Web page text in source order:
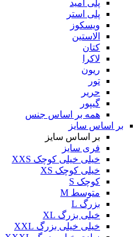
پلی آمید
پلی استر
ویسکوز
الاستین
کتان
لاکرا
ریون
تور
حریر
گیپور
همه بر اساس جنس
بر اساس سایز
بر اساس سایز
فری سایز
خیلی خیلی کوچک XXS
خیلی کوچک XS
کوچک S
متوسط M
بزرگ L
خیلی بزرگ XL
خیلی خیلی بزرگ XXL